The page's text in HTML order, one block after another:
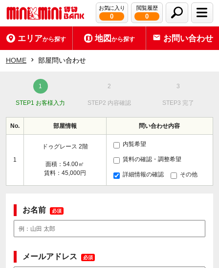
お気に入り
0
閲覧履歴
0
エリアから探す 地図から探す お問い合わせ
HOME 部屋問い合わせ
STEP1 お客様入力 STEP2 内容確認 STEP3 完了
No. 部屋情報 問い合わせ内容
1
ドゥグレース 2階
面積：54.00㎡
賃料：45,000円
内覧希望
賃料の確認・調整希望
詳細情報の確認 その他
お名前 必須
メールアドレス 必須